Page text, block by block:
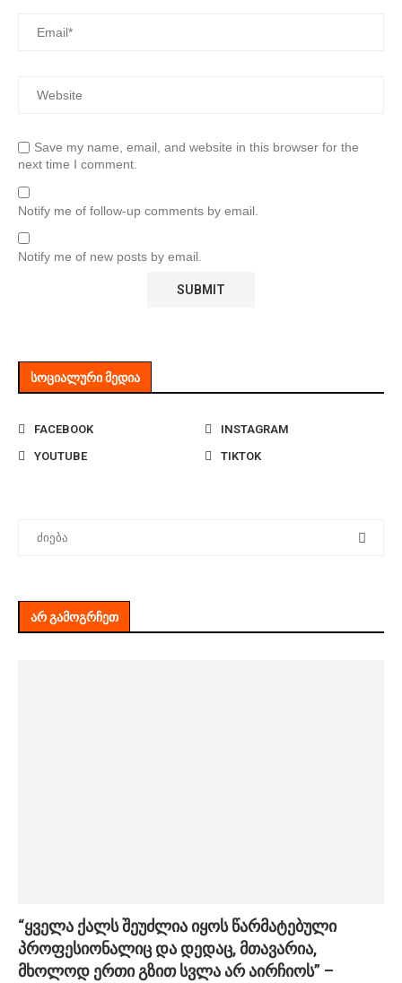
Save my name, email, and website in this browser for the
next time I comment.
Notify me of follow-up comments by email.
Notify me of new posts by email.
ᲡᲝᲪᲘᲐᲚᲣᲠᲘ ᲛᲔᲓᲘᲐ
FACEBOOK
INSTAGRAM
YOUTUBE
TIKTOK
ᲐᲠ ᲒᲐᲛᲝᲒᲠᲩᲔᲗ
“ყველა ქალს შეუძლია იყოს წარმატებული
პროფესიონალიც და დედაც, მთავარია,
მხოლოდ ერთი გზით სვლა არ აირჩიოს” –